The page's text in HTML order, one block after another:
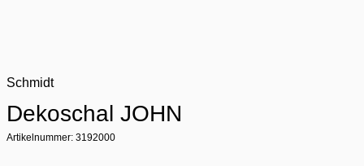
Schmidt
Dekoschal JOHN
Artikelnummer: 3192000